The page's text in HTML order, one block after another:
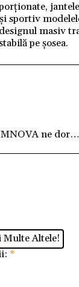
sportiv
masiv
pe șosea.
ne
Multe Altele!
*